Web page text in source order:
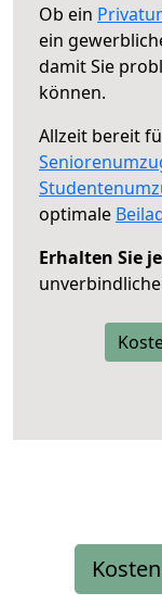
Ob ein
ein
damit Sie
können.
Allzeit bereit
optimale
Erhalten Sie